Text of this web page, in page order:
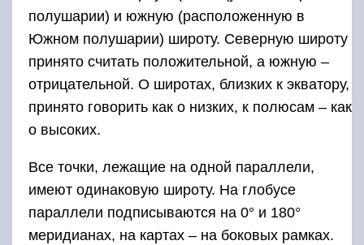
полушарии) и южную (расположенную в
Южном полушарии) широту. Северную широту
принято считать положительной, а южную –
отрицательной. О широтах, близких к экватору,
принято говорить как о низких, к полюсам – как
о высоких.
Все точки, лежащие на одной параллели,
имеют одинаковую широту. На глобусе
параллели подписываются на 0° и 180°
меридианах, на картах – на боковых рамках.